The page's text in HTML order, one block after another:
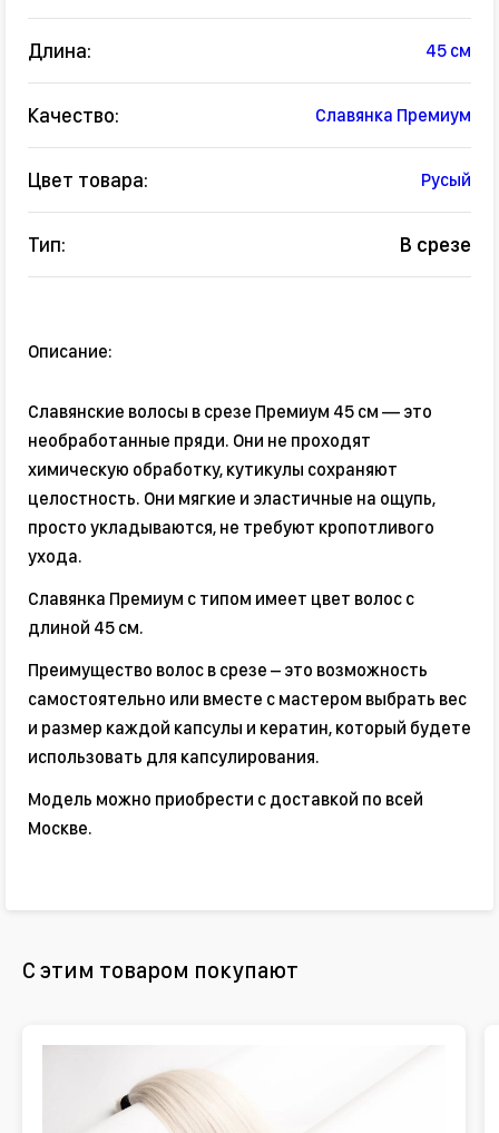
Длина: 45 см
Качество: Славянка Премиум
Цвет товара: Русый
Тип: В срезе
Описание:
Славянские волосы в срезе Премиум 45 см — это
необработанные пряди. Они не проходят
химическую обработку, кутикулы сохраняют
целостность. Они мягкие и эластичные на ощупь,
просто укладываются, не требуют кропотливого
ухода.
Славянка Премиум с типом имеет цвет волос с
длиной 45 см.
Преимущество волос в срезе – это возможность
самостоятельно или вместе с мастером выбрать вес
и размер каждой капсулы и кератин, который будете
использовать для капсулирования.
Модель можно приобрести с доставкой по всей
Москве.
С этим товаром покупают